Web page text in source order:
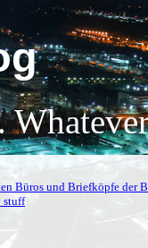
Büros und Briefköpfe der
stuff